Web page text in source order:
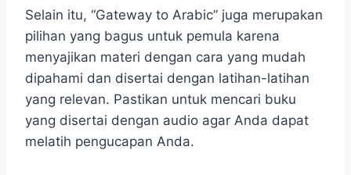
Selain itu, “Gateway to Arabic” juga merupakan
pilihan yang bagus untuk pemula karena
menyajikan materi dengan cara yang mudah
dipahami dan disertai dengan latihan-latihan
yang relevan. Pastikan untuk mencari buku
yang disertai dengan audio agar Anda dapat
melatih pengucapan Anda.